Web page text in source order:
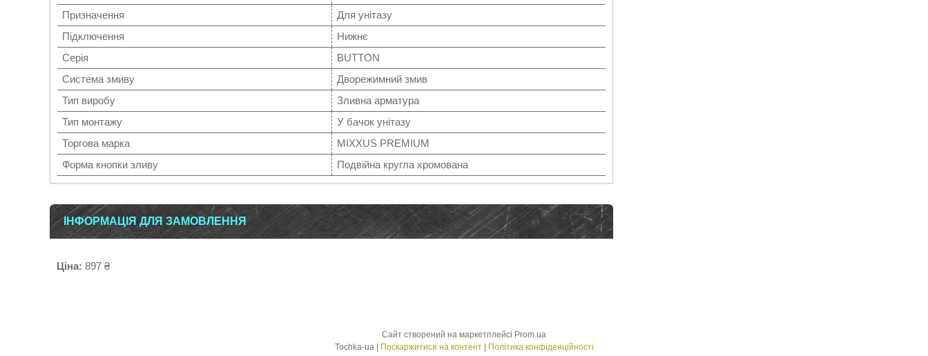
Призначення
Для унітазу
Підключення
Нижнє
Серія
BUTTON
Система змиву
Дворежимний змив
Тип виробу
Зливна арматура
Тип монтажу
У бачок унітазу
Торгова марка
MIXXUS PREMIUM
Форма кнопки зливу
Подвійна кругла хромована
ІНФОРМАЦІЯ ДЛЯ ЗАМОВЛЕННЯ
Ціна: 897 ₴
Сайт створений на маркетплейсі Prom.ua
Поскаржитися на контент Політика конфіденційності